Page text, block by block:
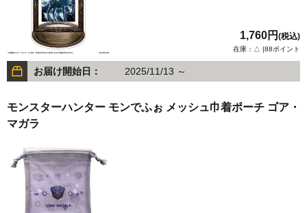
1,760円 (税込)
在庫：△ |88ポイント
お届け開始日： 2025/11/13 ～
モンスターハンター モンでふぉ メッシュ巾着ポーチ ゴア・
マガラ